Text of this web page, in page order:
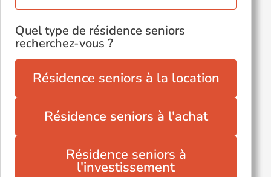
Quel type de résidence seniors
recherchez-vous ?
Résidence seniors à la location
Résidence seniors à l'achat
Résidence seniors à
l'investissement